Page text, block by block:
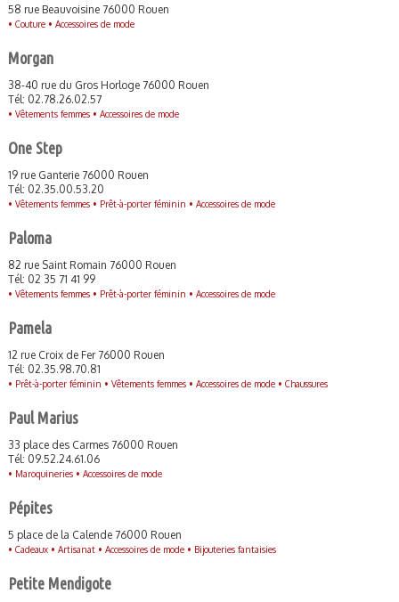
58 rue Beauvoisine 76000 Rouen
• Couture • Accessoires de mode
Morgan
38-40 rue du Gros Horloge 76000 Rouen
Tél: 02.78.26.02.57
• Vêtements femmes • Accessoires de mode
One Step
19 rue Ganterie 76000 Rouen
Tél: 02.35.00.53.20
• Vêtements femmes • Prêt-à-porter féminin • Accessoires de mode
Paloma
82 rue Saint Romain 76000 Rouen
Tél: 02 35 71 41 99
• Vêtements femmes • Prêt-à-porter féminin • Accessoires de mode
Pamela
12 rue Croix de Fer 76000 Rouen
Tél: 02.35.98.70.81
• Prêt-à-porter féminin • Vêtements femmes • Accessoires de mode • Chaussures
Paul Marius
33 place des Carmes 76000 Rouen
Tél: 09.52.24.61.06
• Maroquineries • Accessoires de mode
Pépites
5 place de la Calende 76000 Rouen
• Cadeaux • Artisanat • Accessoires de mode • Bijouteries fantaisies
Petite Mendigote